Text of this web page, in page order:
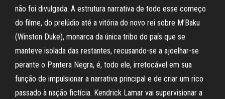
não foi divulgada. A estrutura narrativa de todo esse começo
do filme, do prelúdio até a vitória do novo rei sobre M’Baku
(Winston Duke), monarca da única tribo do país que se
manteve isolada das restantes, recusando-se a ajoelhar-se
perante o Pantera Negra, é, todo ele, irretocável em sua
função de impulsionar a narrativa principal e de criar um rico
passado à nação fictícia. Kendrick Lamar vai supervisionar a